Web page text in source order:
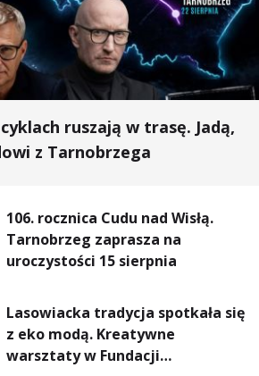
ruszają w trasę. Jadą,
z Tarnobrzega
106. rocznica Cudu nad Wisłą.
Tarnobrzeg zaprasza na
uroczystości 15 sierpnia
Lasowiacka tradycja spotkała się
z eko modą. Kreatywne
warsztaty w Fundacji